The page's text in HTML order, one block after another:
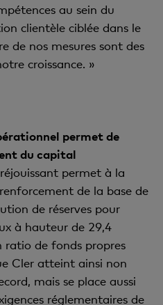
au sein du
clientèle ciblée dans le
de nos mesures sont des
croissance. »
permet de
du capital
permet à la
de la base de
de réserves pour
à hauteur de 29,4
ratio de fonds propres
Cler atteint ainsi non
mais se place aussi
réglementaires de